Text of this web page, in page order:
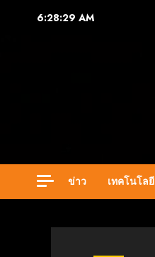
6:28:31 AM
ข่าว เทคโนโลยี